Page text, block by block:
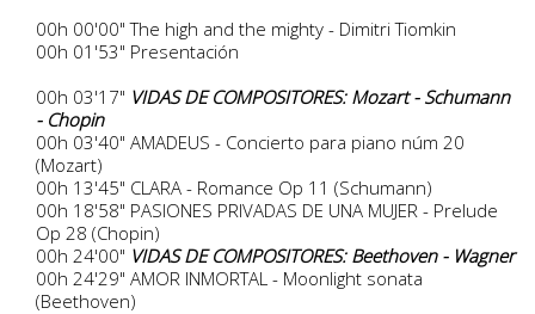
00h 00'00" The high and the mighty - Dimitri Tiomkin
00h 01'53" Presentación
00h 03'17" VIDAS DE COMPOSITORES: Mozart - Schumann
- Chopin
00h 03'40" AMADEUS - Concierto para piano núm 20
(Mozart)
00h 13'45" CLARA - Romance Op 11 (Schumann)
00h 18'58" PASIONES PRIVADAS DE UNA MUJER - Prelude
Op 28 (Chopin)
00h 24'00" VIDAS DE COMPOSITORES: Beethoven - Wagner
00h 24'29" AMOR INMORTAL - Moonlight sonata
(Beethoven)